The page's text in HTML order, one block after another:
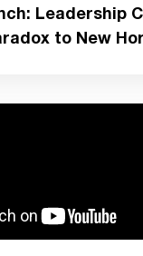
Leadership
to New